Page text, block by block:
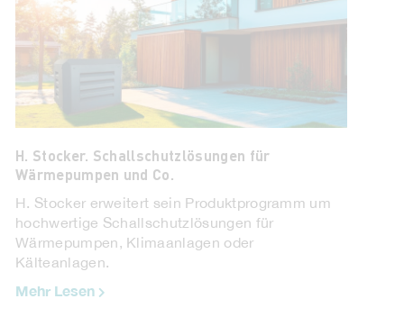
H. Stocker. Schallschutzlösungen für
Wärmepumpen und Co.
H. Stocker erweitert sein Produktprogramm um
hochwertige Schallschutzlösungen für
Wärmepumpen, Klimaanlagen oder
Kälteanlagen.
Mehr Lesen